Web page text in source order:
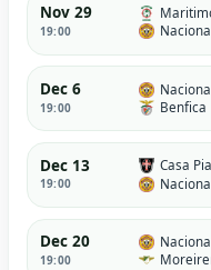
Nov 29
19:00
Nacional
Dec 6
19:00
Benfica
Dec 13
19:00
Casa Pia
Nacional
Dec 20
19:00
Nacional